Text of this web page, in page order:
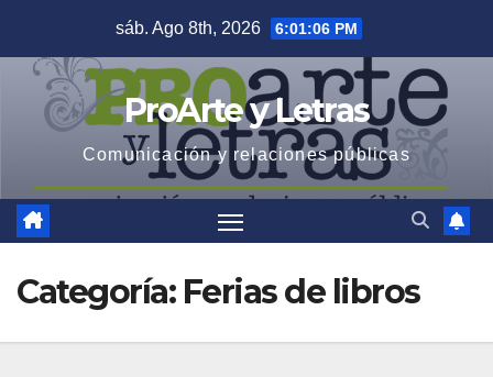
contenido
sáb. Ago 8th, 2026 6:01:07 PM
ProArte y Letras
Comunicación y relaciones públicas
Categoría: Ferias de libros